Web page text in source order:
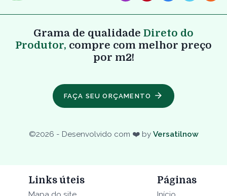
Grama de qualidade Direto do
Produtor, compre com melhor preço
por m2!
FAÇA SEU ORÇAMENTO
©2026 - Desenvolvido com ❤️ by Versatilnow
Links úteis Páginas